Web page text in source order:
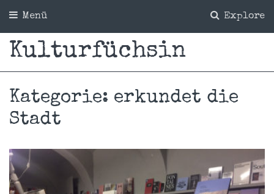
Explore
Menü
Kulturfüchsin
Kategorie: erkundet die
Stadt